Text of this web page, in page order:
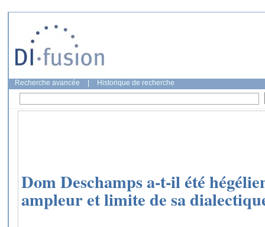
Recherche avancée Historique de recherche
Dom Deschamps a-t-il été
ampleur et limite de sa